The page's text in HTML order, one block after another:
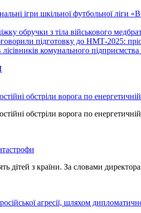
ігри шкільної футбольної ліги
обручки з тіла військового
підготовку до НМТ-2025:
лісівників комунального
обстріли ворога по
обстріли ворога по
дітей з країни. За словами директора
агресії, шляхом